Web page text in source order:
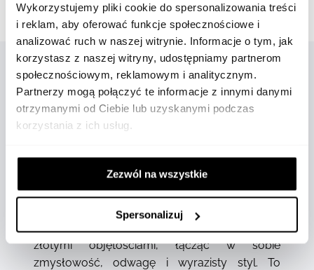
Wykorzystujemy pliki cookie do spersonalizowania treści
i reklam, aby oferować funkcje społecznościowe i
analizować ruch w naszej witrynie. Informacje o tym, jak
korzystasz z naszej witryny, udostępniamy partnerom
społecznościowym, reklamowym i analitycznym.
Partnerzy mogą połączyć te informacje z innymi danymi
otrzymanymi od Ciebie lub uzyskanymi podczas
korzystania z ich usług.
Zezwól na wszystkie
Spersonalizuj
Gwarancja oryginalności
OPIS
złotymi objętościami, łącząc w sobie
zmysłowość, odwagę i wyrazisty styl. To